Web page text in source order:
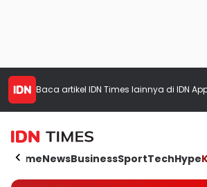
Baca artikel IDN Times lainnya di IDN
HomeNewsBusinessSportTechHype